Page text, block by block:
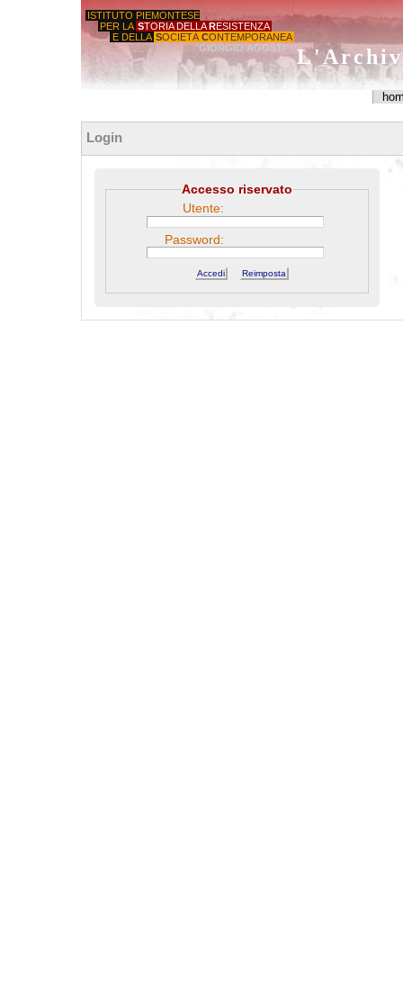
ISTITUTO PIEMONTESE
PER LA STORIA DELLA RESISTENZA
E DELLA SOCIETÀ CONTEMPORANEA
'GIORGIO AGOSTI'
Login
Accesso riservato
Utente:
Password: